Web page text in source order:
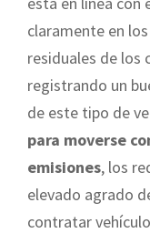
claramente en
residuales de los
registrando un
de este tipo de
para moverse
emisiones, los
elevado agrado
contratar